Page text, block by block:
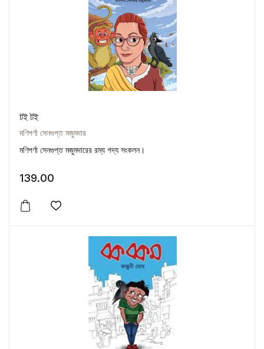
টই টই
মণিপর্ণা সেনগুপ্ত মজুমদার
মণিপর্ণা সেনগুপ্ত মজুমদারের রম্য গদ্য সংকলন।
139.00
Add to wishlist